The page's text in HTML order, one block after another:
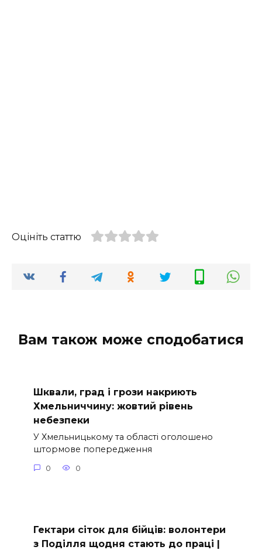
Оцініть статтю
Вам також може сподобатися
Шквали, град і грози накриють
Хмельниччину: жовтий рівень
небезпеки
У Хмельницькому та області оголошено
штормове попередження
0 0
Гектари сіток для бійців: волонтери
з Поділля щодня стають до праці |